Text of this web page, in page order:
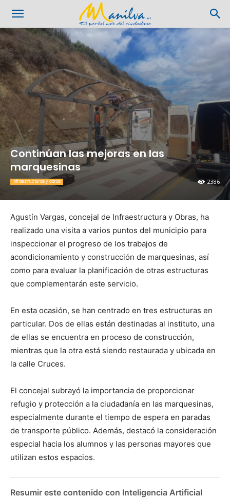
Continúan las mejoras en las
marquesinas
2386
Infraestructuras y obras
Agustín Vargas, concejal de Infraestructura y Obras, ha
realizado una visita a varios puntos del municipio para
inspeccionar el progreso de los trabajos de
acondicionamiento y construcción de marquesinas, así
como para evaluar la planificación de otras estructuras
que complementarán este servicio.
En esta ocasión, se han centrado en tres estructuras en
particular. Dos de ellas están destinadas al instituto, una
de ellas se encuentra en proceso de construcción,
mientras que la otra está siendo restaurada y ubicada en
la calle Cruces.
El concejal subrayó la importancia de proporcionar
refugio y protección a la ciudadanía en las marquesinas,
especialmente durante el tiempo de espera en paradas
de transporte público. Además, destacó la consideración
especial hacia los alumnos y las personas mayores que
utilizan estos espacios.
Resumir este contenido con Inteligencia Artificial